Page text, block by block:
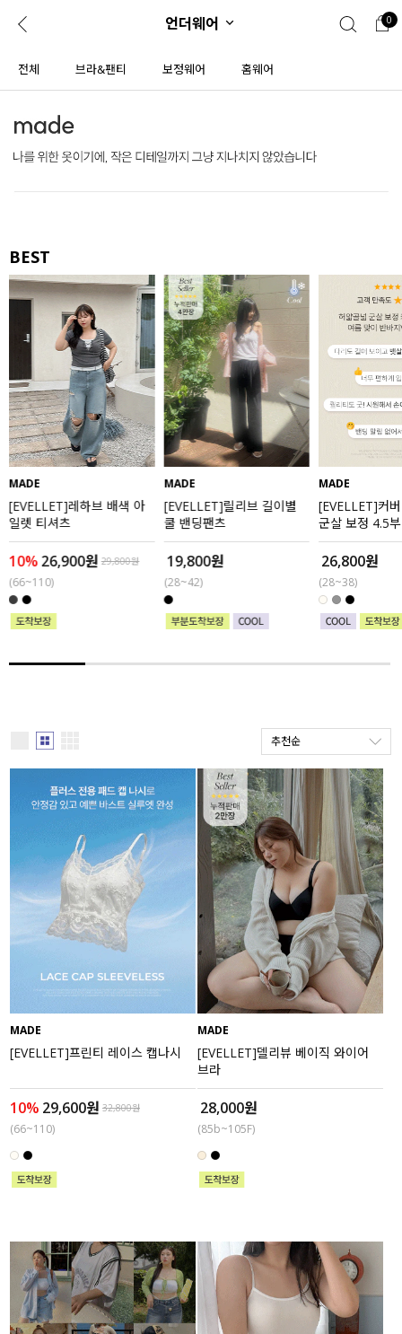
로그인 0
JP
콘텐츠 리뷰 & 혜택 플러스핏 회원혜택
CATEGORY COMMUNITY
인플루언서 pick!
MADE
세트할인 ~30%
하객룩
살안타템
110사이즈
플러스핏
니트
아우터
익스클루시브
아우터
티셔츠
니트
블라우스
팬츠
스커트
언더웨어 0
전체 브라&팬티 보정웨어 홈웨어
BEST
MADE
[EVELLET]레하브 배색 아
일렛 티셔츠
10%26,900원 29,800원
(66~110)
MADE
[EVELLET]릴리브 길이별
쿨 밴딩팬츠
19,800원
(28~42)
MADE
[EVELLET]커
군살 보정 4.5
26,800원
(28~38)
추천순
MADE
[EVELLET]프린티 레이스 캡나시
10% 29,600원 32,800원
(66~110)
MADE
[EVELLET]델리뷰 베이직 와이어
브라
28,000원
(85b~105F)